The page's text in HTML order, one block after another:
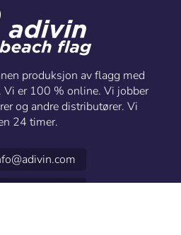
produksjon av flagg med
er 100 % online. Vi jobber
og andre distributører. Vi
24 timer.